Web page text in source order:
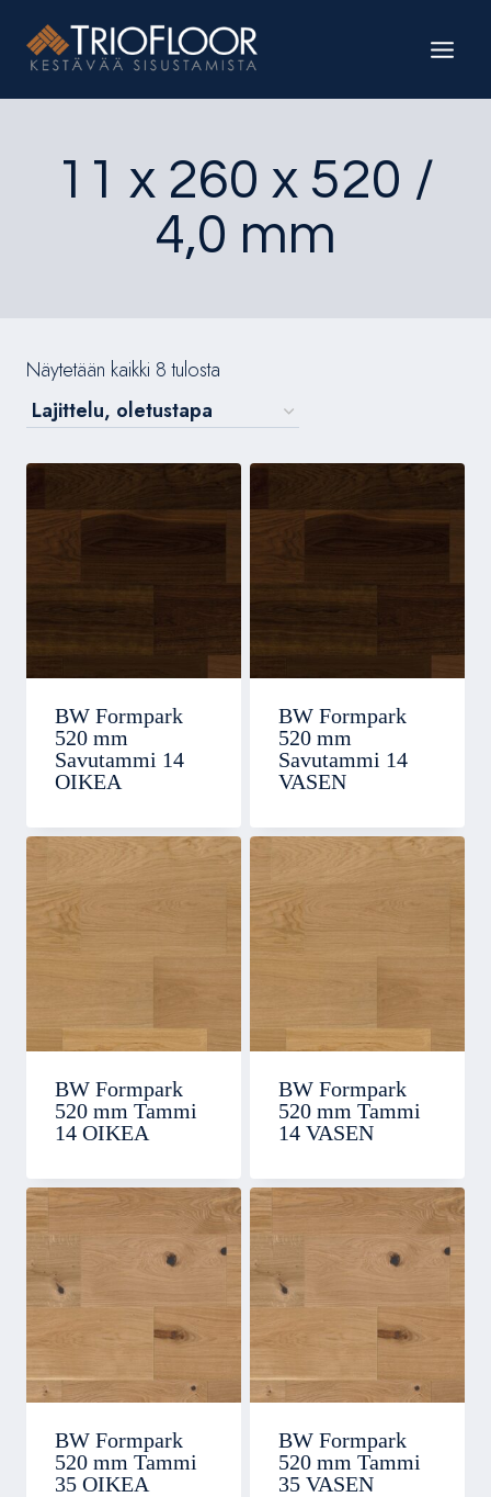
sisältöön
11 x 260 x 520 /
4,0 mm
Näytetään kaikki 8 tulosta
BW Formpark
520 mm
Savutammi 14
OIKEA
BW Formpark
520 mm
Savutammi 14
VASEN
BW Formpark
520 mm Tammi
14 OIKEA
BW Formpark
520 mm Tammi
14 VASEN
BW Formpark
520 mm Tammi
35 OIKEA
BW Formpark
520 mm Tammi
35 VASEN